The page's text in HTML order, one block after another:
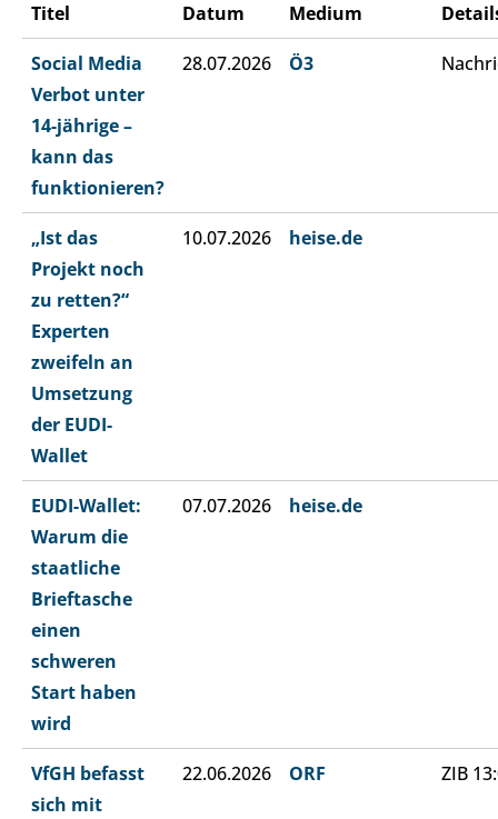
Titel Datum Medium
Social Media
Verbot unter
14-jährige –
kann das
funktionieren?
28.07.2026 Ö3
„Ist das
Projekt noch
zu retten?“
Experten
zweifeln an
Umsetzung
der EUDI-
Wallet
10.07.2026 heise.de
EUDI-Wallet:
Warum die
staatliche
Brieftasche
einen
schweren
Start haben
wird
07.07.2026 heise.de
VfGH befasst
sich mit
22.06.2026 ORF ZIB